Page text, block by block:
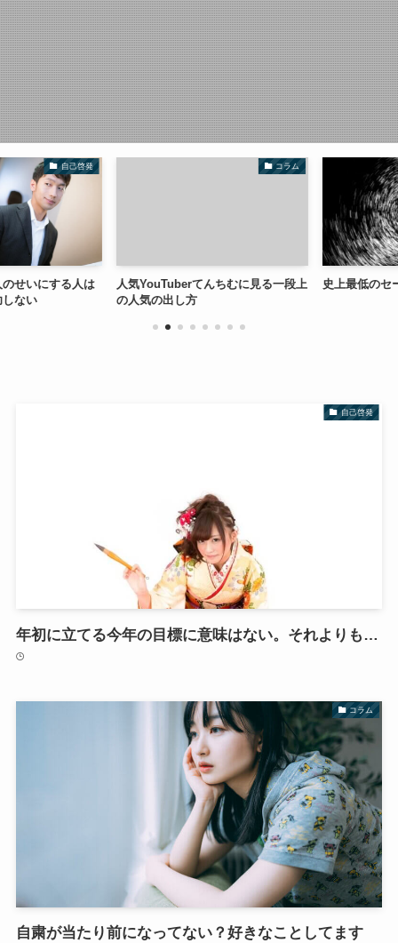
自己啓発
いにする人は
い
コラム
人気YouTuberてんちむに見る一段上
の人気の出し方
史上最低のセー
自己啓発
年初に立てる今年の目標に意味はない。それよりも…
コラム
自粛が当たり前になってない？好きなことしてます